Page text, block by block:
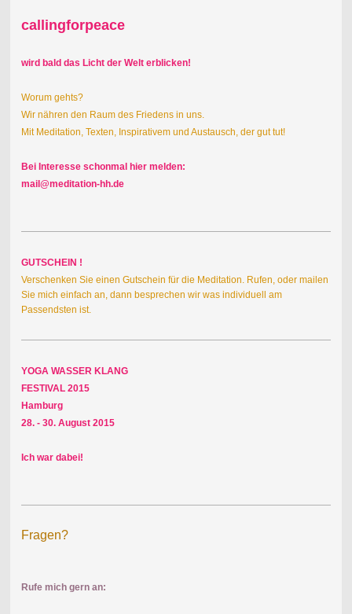
callingforpeace
wird bald das Licht der Welt erblicken!
Worum gehts?
Wir nähren den Raum des Friedens in uns.
Mit Meditation, Texten, Inspirativem und Austausch, der gut tut!
Bei Interesse schonmal hier melden:
mail@meditation-hh.de
GUTSCHEIN !
Verschenken Sie einen Gutschein für die Meditation. Rufen, oder mailen
Sie mich einfach an, dann besprechen wir was individuell am
Passendsten ist.
YOGA WASSER KLANG
FESTIVAL 2015
Hamburg
28. - 30. August 2015
Ich war dabei!
Fragen?
Rufe mich gern an: